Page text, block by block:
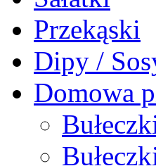
Przekąski
Dipy /
Domowa